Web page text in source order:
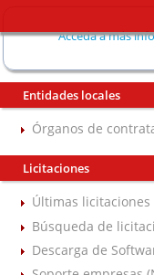
Acceda a más
Entidades locales
Órganos de
Licitaciones
Últimas licitaciones
Búsqueda de
Descarga de